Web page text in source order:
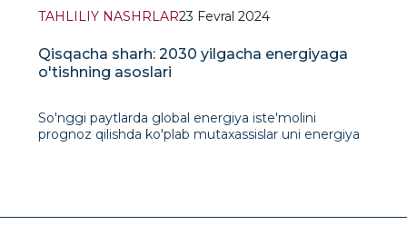
TAHLILIY NASHRLAR23 Fevral 2024
Qisqacha sharh: 2030 yilgacha energiyaga
o'tishning asoslari
So'nggi paytlarda global energiya iste'molini
prognoz qilishda ko'plab mutaxassislar uni energiya